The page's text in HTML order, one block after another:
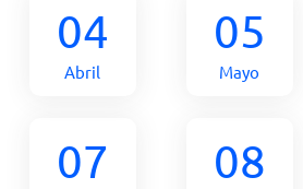
04
Abril
05
Mayo
07 08